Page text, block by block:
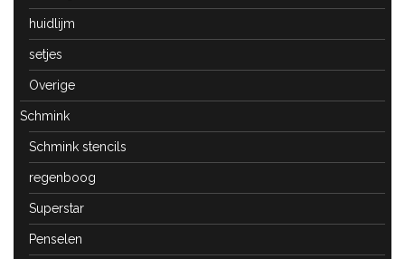
huidlijm
setjes
Overige
Schmink
Schmink stencils
regenboog
Superstar
Penselen